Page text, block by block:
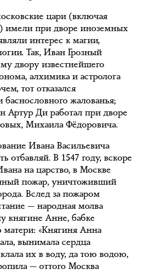
цари (включая
имели при дворе иноземных
интерес к магии,
Так, Иван Грозный
двору известнейшего
алхимика и астролога
тот отказался
жалованья;
Артур Ди работал при дворе
Михаила Фёдоровича.
Ивана Васильевича
отбавляй. В 1547 году, вскоре
на царство, в Москве
пожар, уничтоживший
Вслед за пожаром
— народная молва
княгине Анне, бабке
матери: «Княгиня Анна
вынимала сердца
их в воду, да тою водою,
— оттого Москва